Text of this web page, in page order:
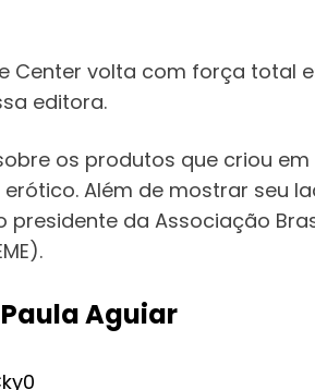
Center volta com força total
editora.
os produtos que criou
Além de mostrar seu
da Associação
Aguiar